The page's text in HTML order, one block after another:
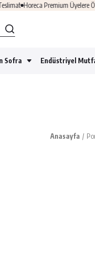
Horeca Premium Üyelere Özel
Sofra Endüstriyel
Anasayfa